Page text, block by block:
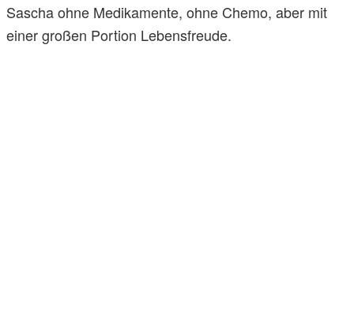
Sascha ohne Medikamente, ohne Chemo, aber mit
einer großen Portion Lebensfreude.